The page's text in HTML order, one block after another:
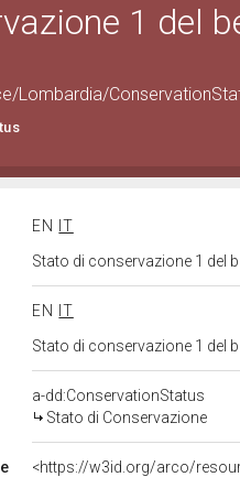
1 del
Lombardia/
EN
IT
Stato di conservazione 1 del
EN
IT
Stato di conservazione 1 del
a-dd:ConservationStatus
Stato di Conservazione
<https://w3id.org/arco/